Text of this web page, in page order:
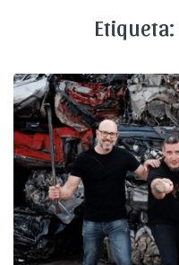
Etiqueta: